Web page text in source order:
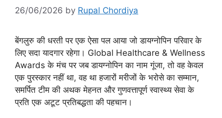
26/06/2026 by Rupal Chordiya
बेंगलुरु की धरती पर एक ऐसा पल आया जो डायग्नोपिन परिवार के
लिए सदा यादगार रहेगा। Global Healthcare & Wellness
Awards के मंच पर जब डायग्नोपिन का नाम गूंजा, तो वह केवल
एक पुरस्कार नहीं था, वह था हजारों मरीजों के भरोसे का सम्मान,
समर्पित टीम की अथक मेहनत और गुणवत्तापूर्ण स्वास्थ्य सेवा के
प्रति एक अटूट प्रतिबद्धता की पहचान।